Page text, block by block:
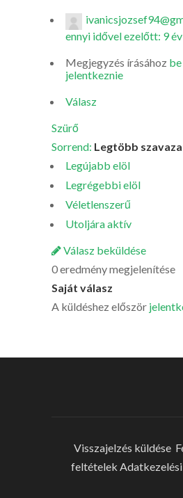
ennyi idővel ezelőtt: 9 év
Megjegyzés írásához
jelentkeznie
Válasz
Szürő
Sorrend: Legtöbb
Legújabb elöl
Legrégebbi elöl
Véletlenszerű
Utoljára aktív
Válasz beküldése
0 eredmény megjelenítése
Saját válasz
A küldéshez először
Visszajelzés küldése
feltételek